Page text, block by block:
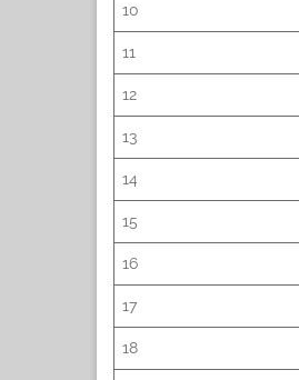
10
11
12
13
14
15
16
17
18